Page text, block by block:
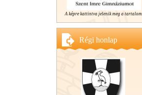
A képre kattintva jelenik meg a tartalom.
Régi honlap